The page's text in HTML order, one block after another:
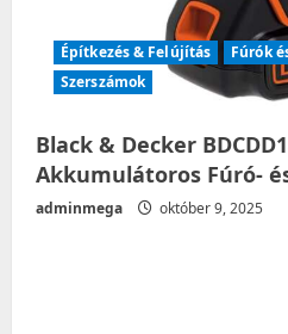
Építkezés & Felújítás
Fúrók
Szerszámok
Black & Decker
Akkumulátoros Fúró-
adminmega október 9, 2025